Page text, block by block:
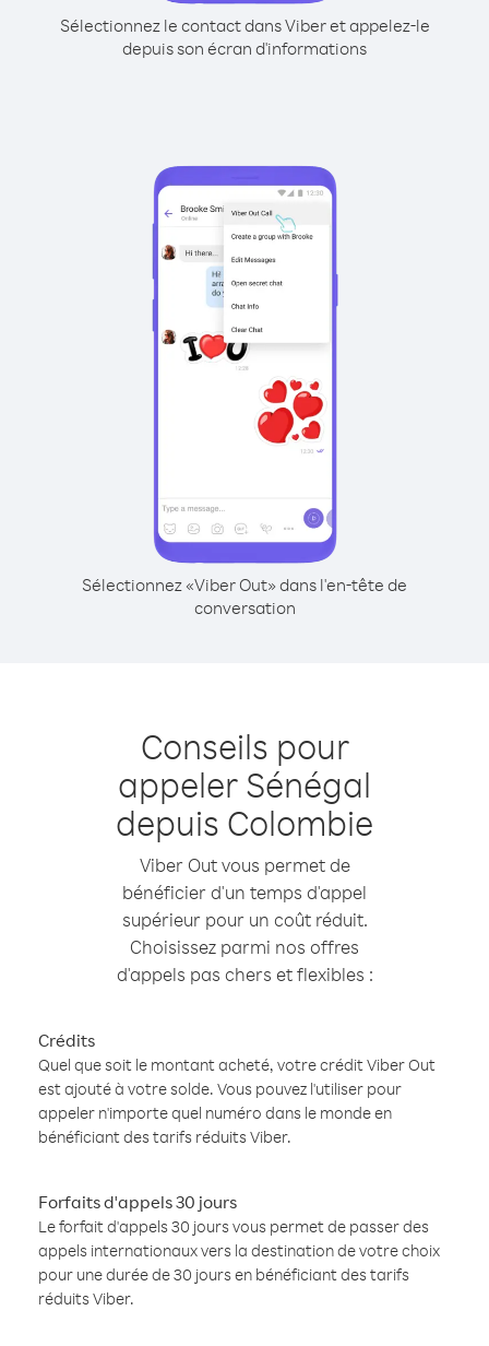
Sélectionnez le contact dans Viber et appelez-le
depuis son écran d'informations
Sélectionnez «Viber Out» dans l'en-tête de
conversation
Conseils pour
appeler Sénégal
depuis Colombie
Viber Out vous permet de
bénéficier d'un temps d'appel
supérieur pour un coût réduit.
Choisissez parmi nos offres
d'appels pas chers et flexibles :
Crédits
Quel que soit le montant acheté, votre crédit Viber Out
est ajouté à votre solde. Vous pouvez l'utiliser pour
appeler n'importe quel numéro dans le monde en
bénéficiant des tarifs réduits Viber.
Forfaits d'appels 30 jours
Le forfait d'appels 30 jours vous permet de passer des
appels internationaux vers la destination de votre choix
pour une durée de 30 jours en bénéficiant des tarifs
réduits Viber.